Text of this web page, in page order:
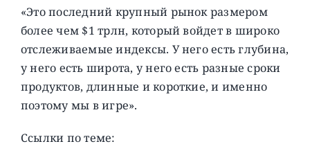
«Это последний крупный рынок размером
более чем $1 трлн, который войдет в широко
отслеживаемые индексы. У него есть глубина,
у него есть широта, у него есть разные сроки
продуктов, длинные и короткие, и именно
поэтому мы в игре».
Ссылки по теме: